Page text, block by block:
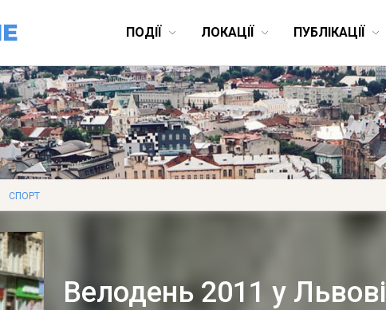
ПОДІЇ ЛОКАЦІЇ ПУБЛІКАЦІЇ
СПОРТ
Велодень 2011 у Львові